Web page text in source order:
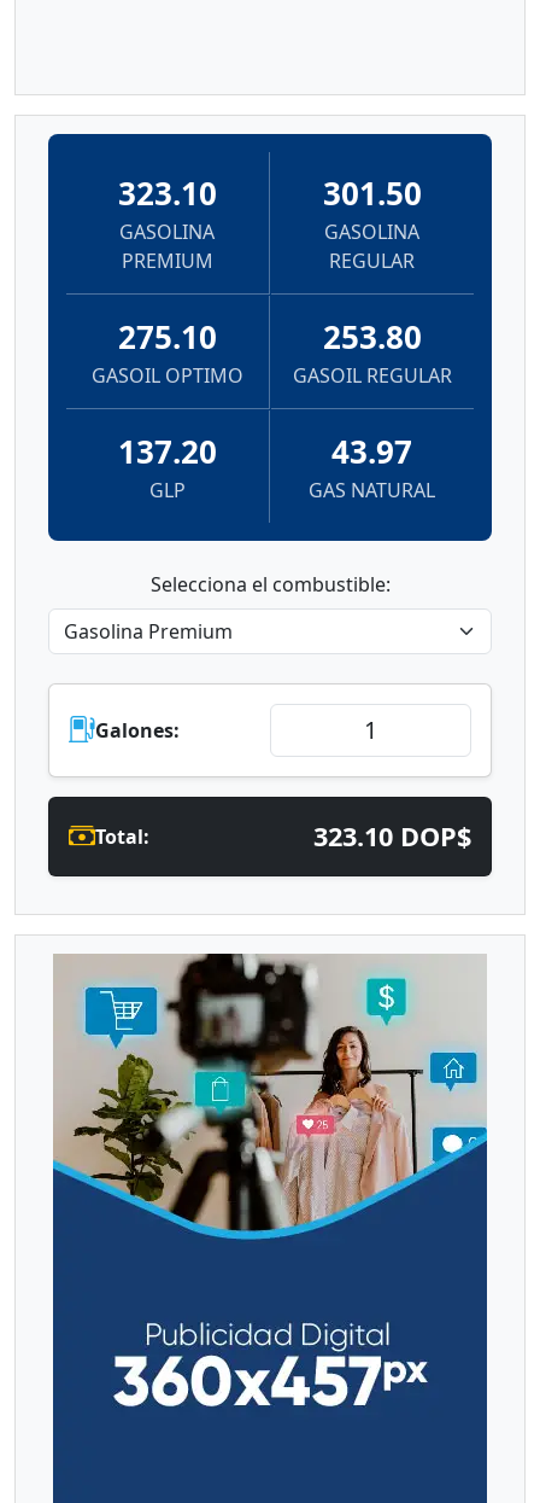
323.10
GASOLINA
PREMIUM
301.50
GASOLINA
REGULAR
275.10
GASOIL OPTIMO
253.80
GASOIL REGULAR
137.20
GLP
43.97
GAS NATURAL
Selecciona el combustible:
Galones:
Total: 323.10 DOP$